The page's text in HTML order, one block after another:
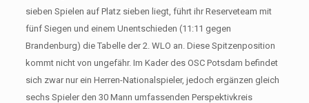
sieben Spielen auf Platz sieben liegt, führt ihr Reserveteam mit
fünf Siegen und einem Unentschieden (11:11 gegen
Brandenburg) die Tabelle der 2. WLO an. Diese Spitzenposition
kommt nicht von ungefähr. Im Kader des OSC Potsdam befindet
sich zwar nur ein Herren-Nationalspieler, jedoch ergänzen gleich
sechs Spieler den 30 Mann umfassenden Perspektivkreis